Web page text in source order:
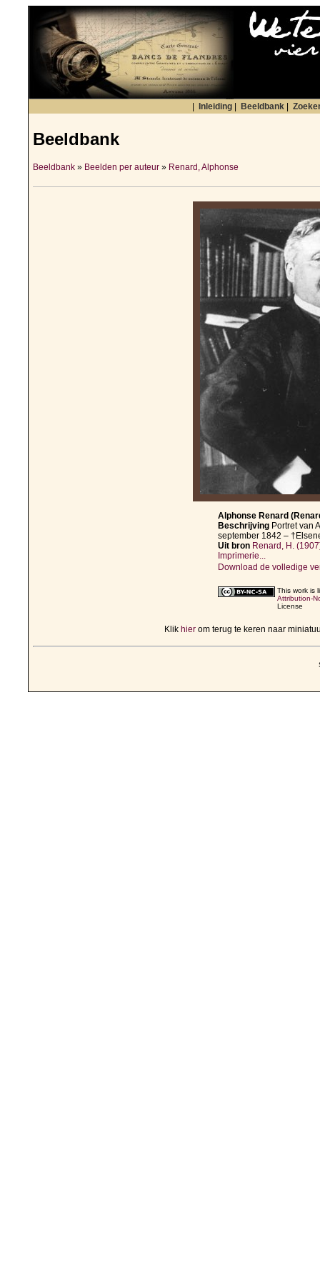
Inleiding Beeldbank
Beeldbank
Beeldbank » Beelden per auteur » Renard, Alphonse
Alphonse Renard
Beschrijving Portret van
september 1842 –
Uit bron Renard, H.
Imprimerie...
Download de volledige
This work is
Attribution-
License
Klik hier om terug te keren naar